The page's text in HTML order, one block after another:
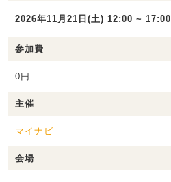
2026年11月21日(土) 12:00 ~ 17:00
参加費
0円
主催
マイナビ
会場